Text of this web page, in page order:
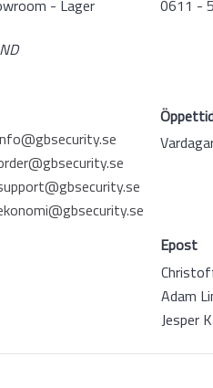
- Lager
0611 -
Epost
Adam
Jesper